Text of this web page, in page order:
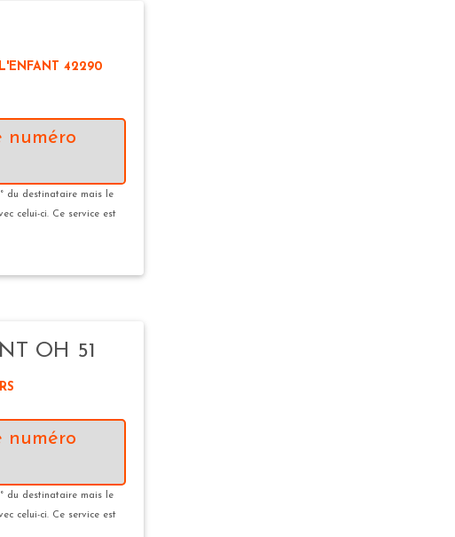
42290
du destinataire mais le
celui-ci. Ce service est
OH 51
du destinataire mais le
celui-ci. Ce service est